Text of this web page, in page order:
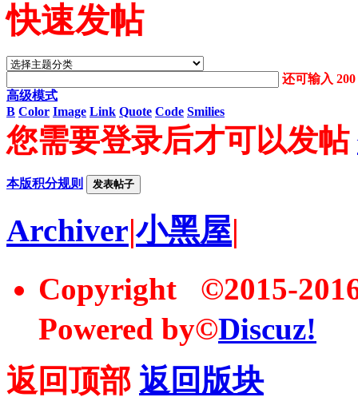
快速发帖
还可输入200
高级模式
B Color Image Link Quote Code Smilies
您需要登录后才可以发帖
本版积分规则 发表帖子
Archiver|小黑屋|
Copyright ©2015-
Powered by©Discuz!
返回顶部 返回版块